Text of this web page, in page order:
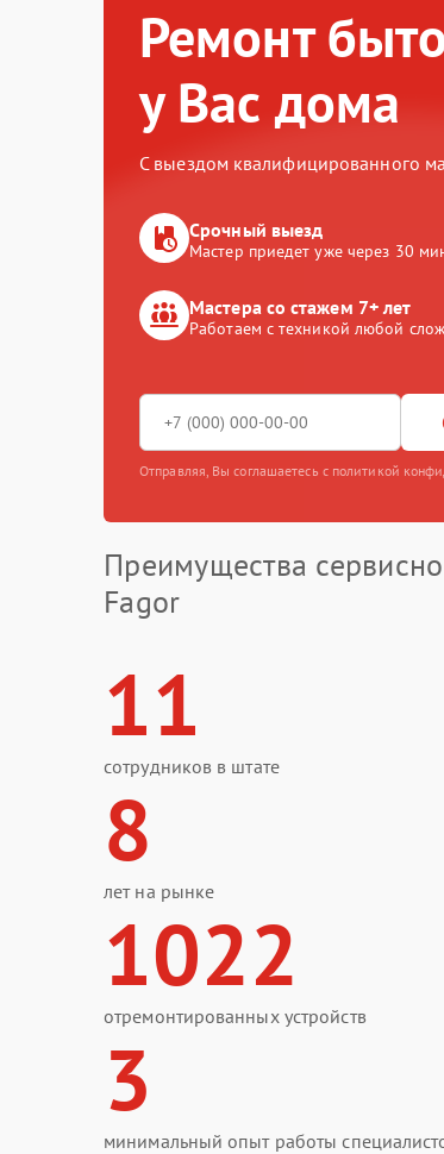
Ремонт
у Вас дома
С выездом квалифицированного
Срочный выезд
Мастер приедет уже через 30
Мастера со стажем 7+ лет
Работаем с техникой любой
Отправляя, Вы соглашаетесь с политикой
Преимущества
Fagor
11
сотрудников в штате
8
лет на рынке
1022
отремонтированных устройств
3
минимальный опыт работы